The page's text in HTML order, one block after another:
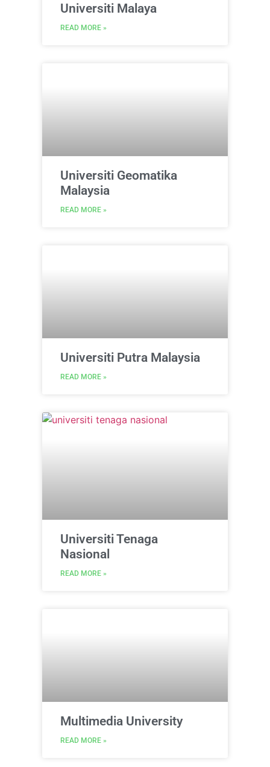
Universiti Malaya
READ MORE »
Universiti Geomatika
Malaysia
READ MORE »
Universiti Putra Malaysia
READ MORE »
Universiti Tenaga
Nasional
READ MORE »
Multimedia University
READ MORE »